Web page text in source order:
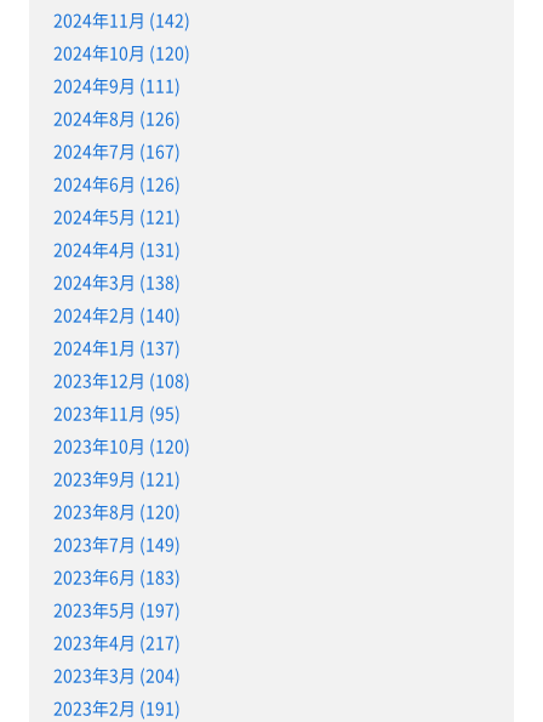
2024年11月 (142)
2024年10月 (120)
2024年9月 (111)
2024年8月 (126)
2024年7月 (167)
2024年6月 (126)
2024年5月 (121)
2024年4月 (131)
2024年3月 (138)
2024年2月 (140)
2024年1月 (137)
2023年12月 (108)
2023年11月 (95)
2023年10月 (120)
2023年9月 (121)
2023年8月 (120)
2023年7月 (149)
2023年6月 (183)
2023年5月 (197)
2023年4月 (217)
2023年3月 (204)
2023年2月 (191)